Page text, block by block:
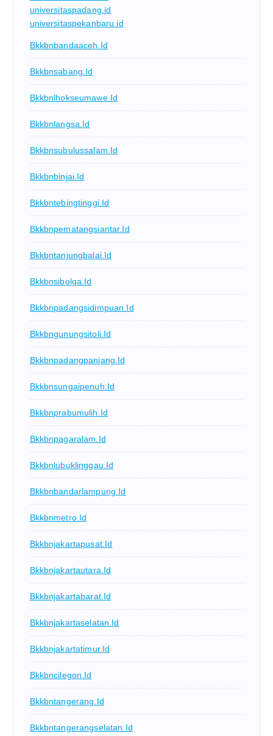
universitaspadang.id
universitaspekanbaru.id
Bkkbnbandaaceh.id
Bkkbnsabang.id
Bkkbnlhokseumawe.id
Bkkbnlangsa.id
Bkkbnsubulussalam.id
Bkkbnbinjai.id
Bkkbntebingtinggi.id
Bkkbnpematangsiantar.id
Bkkbntanjungbalai.id
Bkkbnsibolga.id
Bkkbnpadangsidimpuan.id
Bkkbngunungsitoli.id
Bkkbnpadangpanjang.id
Bkkbnsungaipenuh.id
Bkkbnprabumulih.id
Bkkbnpagaralam.id
Bkkbnlubuklinggau.id
Bkkbnbandarlampung.id
Bkkbnmetro.id
Bkkbnjakartapusat.id
Bkkbnjakartautara.id
Bkkbnjakartabarat.id
Bkkbnjakartaselatan.id
Bkkbnjakartatimur.id
Bkkbncilegon.id
Bkkbntangerang.id
Bkkbntangerangselatan.id